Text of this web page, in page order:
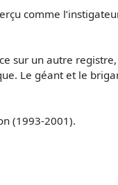
comme
sur un autre
Le géant et le
(1993-2001).